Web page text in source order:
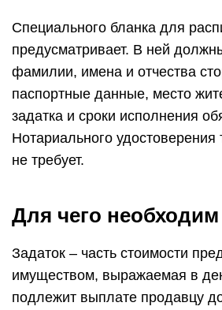
Специального бланка для
предусматривает. В ней
фамилии, имена и отчества
паспортные данные, место
задатка и сроки исполнения
Нотариального удостоверения
не требует.
Для чего необходим
Задаток – часть стоимости
имуществом, выражаемая в
подлежит выплате продавцу